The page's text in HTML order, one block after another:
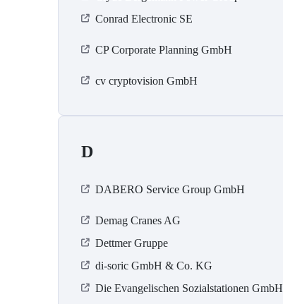
Conrad Electronic SE
CP Corporate Planning GmbH
cv cryptovision GmbH
D
DABERO Service Group GmbH
Demag Cranes AG
Dettmer Gruppe
di-soric GmbH & Co. KG
Die Evangelischen Sozialstationen GmbH